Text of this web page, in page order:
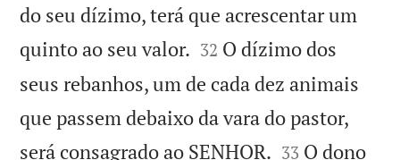
do seu dízimo, terá que acrescentar um
quinto ao seu valor. 

32 O dízimo dos
seus rebanhos, um de cada dez animais
que passem debaixo da vara do pastor,
será consagrado ao SENHOR. 

33 O dono